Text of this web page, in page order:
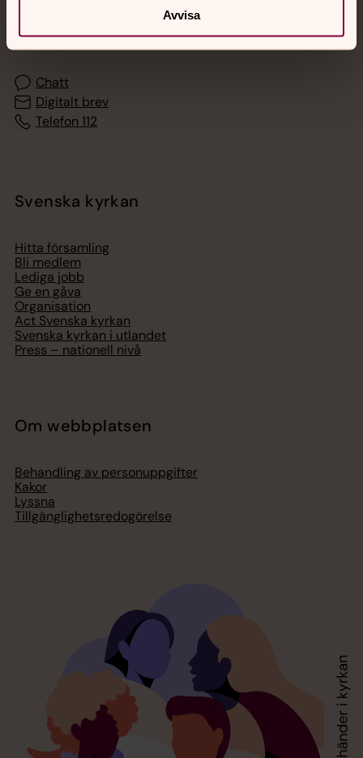
Avvisa
Akut samtals- och krisstöd. Prata eller chatta anonymt
med en präst på kvällar och nätter.
Chatt
Digitalt brev
Telefon 112
Svenska kyrkan
Hitta församling
Bli medlem
Lediga jobb
Ge en gåva
Organisation
Act Svenska kyrkan
Svenska kyrkan i utlandet
Press – nationell nivå
Om webbplatsen
Behandling av personuppgifter
Kakor
Lyssna
Tillgänglighetsredogörelse